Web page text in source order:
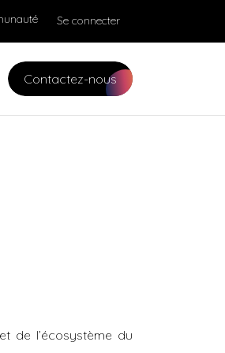
Se connecter
Contactez-nous
de l’écosystème du